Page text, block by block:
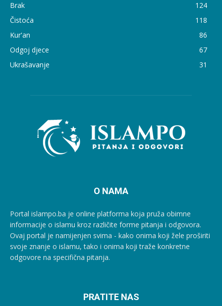
Brak
124
Čistoća
118
Kur'an
86
Odgoj djece
67
Ukrašavanje
31
O NAMA
Portal islampo.ba je online platforma koja pruža obimne
informacije o islamu kroz različite forme pitanja i odgovora.
Ovaj portal je namijenjen svima - kako onima koji žele proširiti
svoje znanje o islamu, tako i onima koji traže konkretne
odgovore na specifična pitanja.
PRATITE NAS